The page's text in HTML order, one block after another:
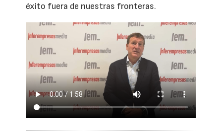
éxito fuera de nuestras fronteras.